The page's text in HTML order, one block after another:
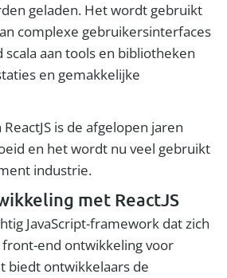
geladen. Het wordt gebruikt
complexe gebruikersinterfaces
aan tools en bibliotheken
en gemakkelijke
is de afgelopen jaren
en het wordt nu veel gebruikt
industrie.
met ReactJS
JavaScript-framework dat zich
end ontwikkeling voor
biedt ontwikkelaars de